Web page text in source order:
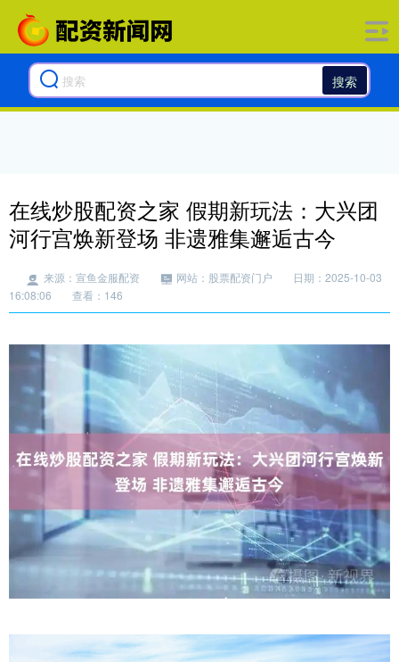
搜索
在线炒股配资之家 假期新玩法：大兴团
河行宫焕新登场 非遗雅集邂逅古今
来源：宣鱼金服配资 网站：股票配资门户
日期：2025-10-03
16:08:06
查看：146